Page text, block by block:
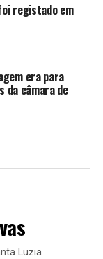
registado em
era para
da câmara de
Luzia